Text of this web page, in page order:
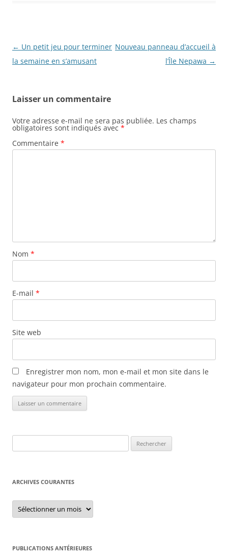
N
a
g
a
t
i
t
c
e
s
← Un petit jeu pour terminer
la semaine en s’amusant
Nouveau panneau d’accueil à
l’Île Nepawa →
Laisser un commentaire
Votre adresse e-mail ne sera pas publiée. Les champs
obligatoires sont indiqués avec *
Commentaire *
Nom *
E-mail *
Site web
Enregistrer mon nom, mon e-mail et mon site dans le
navigateur pour mon prochain commentaire.
ARCHIVES COURANTES
Archives
courantes
PUBLICATIONS ANTÉRIEURES